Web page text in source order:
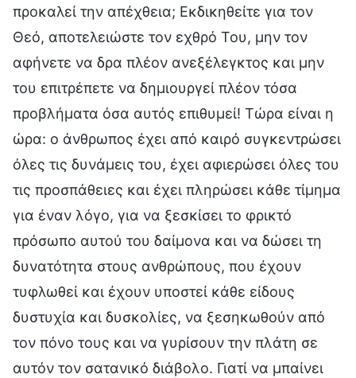
προκαλεί την απέχθεια; Εκδικηθείτε για τον
Θεό, αποτελειώστε τον εχθρό Του, μην τον
αφήνετε να δρα πλέον ανεξέλεγκτος και μην
του επιτρέπετε να δημιουργεί πλέον τόσα
προβλήματα όσα αυτός επιθυμεί! Τώρα είναι η
ώρα: ο άνθρωπος έχει από καιρό συγκεντρώσει
όλες τις δυνάμεις του, έχει αφιερώσει όλες του
τις προσπάθειες και έχει πληρώσει κάθε τίμημα
για έναν λόγο, για να ξεσκίσει το φρικτό
πρόσωπο αυτού του δαίμονα και να δώσει τη
δυνατότητα στους ανθρώπους, που έχουν
τυφλωθεί και έχουν υποστεί κάθε είδους
δυστυχία και δυσκολίες, να ξεσηκωθούν από
τον πόνο τους και να γυρίσουν την πλάτη σε
αυτόν τον σατανικό διάβολο. Γιατί να μπαίνει